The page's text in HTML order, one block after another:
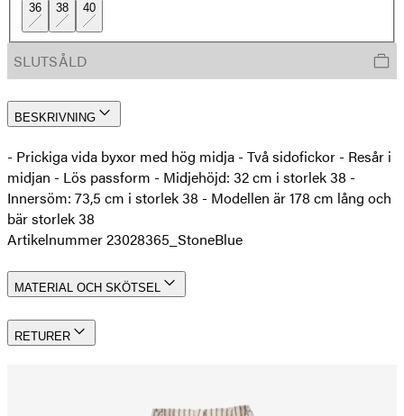
36 38 40
SLUTSÅLD
BESKRIVNING
- Prickiga vida byxor med hög midja - Två sidofickor - Resår i
midjan - Lös passform - Midjehöjd: 32 cm i storlek 38 -
Innersöm: 73,5 cm i storlek 38 - Modellen är 178 cm lång och
bär storlek 38
Artikelnummer 23028365_StoneBlue
MATERIAL OCH SKÖTSEL
RETURER